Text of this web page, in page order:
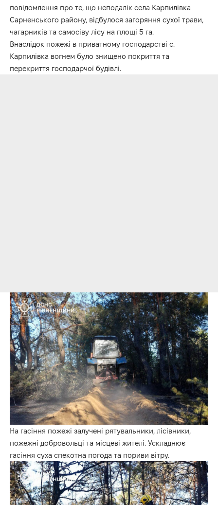
повідомлення про те, що неподалік села Карпилівка
Сарненського району, відбулося загоряння сухої трави,
чагарників та самосіву лісу на площі 5 га.
Внаслідок пожежі в приватному господарстві с.
Карпилівка вогнем було знищено покриття та
перекриття господарчої будівлі.
На гасіння пожежі залучені рятувальники, лісівники,
пожежні добровольці та місцеві жителі. Ускладнює
гасіння суха спекотна погода та пориви вітру.